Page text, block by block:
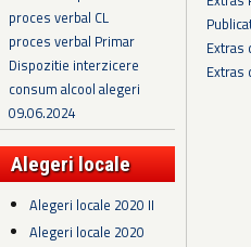
proces verbal CL
proces verbal Primar
Dispozitie interzicere
consum alcool alegeri
09.06.2024
Alegeri locale
Alegeri locale 2020 II
Alegeri locale 2020
Extras
Extras